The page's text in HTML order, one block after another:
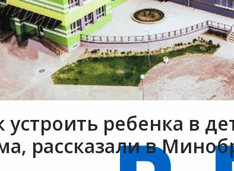
устроить ребенка в
рассказали в